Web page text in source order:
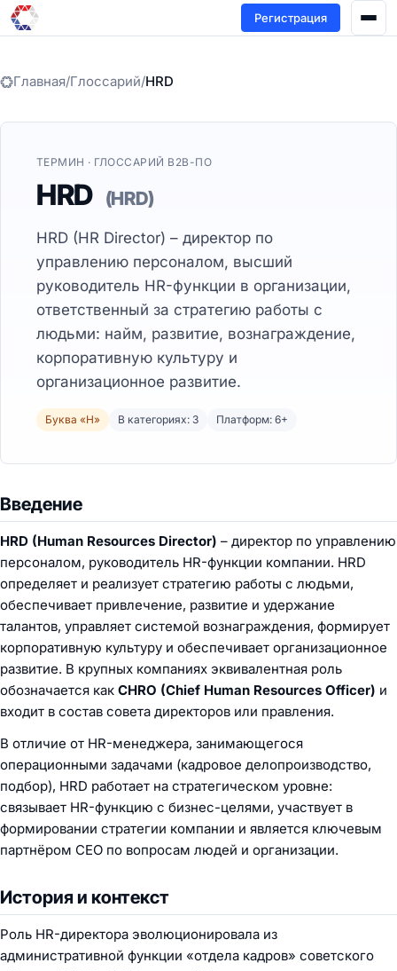
Регистрация
Главная/Глоссарий/HRD
ТЕРМИН · ГЛОССАРИЙ B2B-ПО
HRD (HRD)
HRD (HR Director) – директор по
управлению персоналом, высший
руководитель HR-функции в организации,
ответственный за стратегию работы с
людьми: найм, развитие, вознаграждение,
корпоративную культуру и
организационное развитие.
Буква «H» В категориях: 3 Платформ: 6+
Введение
HRD (Human Resources Director) – директор по управлению
персоналом, руководитель HR-функции компании. HRD
определяет и реализует стратегию работы с людьми,
обеспечивает привлечение, развитие и удержание
талантов, управляет системой вознаграждения, формирует
корпоративную культуру и обеспечивает организационное
развитие. В крупных компаниях эквивалентная роль
обозначается как CHRO (Chief Human Resources Officer) и
входит в состав совета директоров или правления.
В отличие от HR-менеджера, занимающегося
операционными задачами (кадровое делопроизводство,
подбор), HRD работает на стратегическом уровне:
связывает HR-функцию с бизнес-целями, участвует в
формировании стратегии компании и является ключевым
партнёром CEO по вопросам людей и организации.
История и контекст
Роль HR-директора эволюционировала из
административной функции «отдела кадров» советского